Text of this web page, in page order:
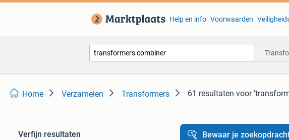
Help en info Voorwaarden
Home Verzamelen Transformers 61 resultaten voor
Verfijn resultaten
Bewaar je